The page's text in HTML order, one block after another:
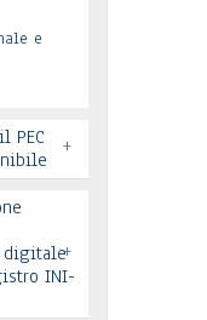
e
PEC
+
digitale
INI-
+